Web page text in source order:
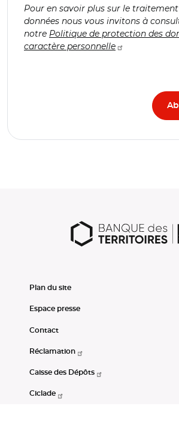
Pour en savoir plus sur le
données nous vous invitons à
notre Politique de protection des
caractère personnelle
Plan du site
Espace presse
Contact
Réclamation
Caisse des Dépôts
Ciclade